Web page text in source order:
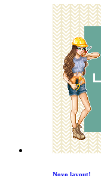
Novo layout!